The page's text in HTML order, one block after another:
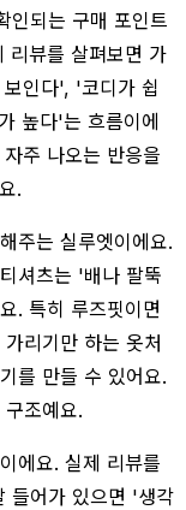
인되는 구매 포인트
리뷰를 살펴보면 가
인다', '코디가 쉽
높다'는 흐름이에
주 나오는 반응을
.
주는 실루엣이에요.
셔츠는 '배나 팔뚝
. 특히 루즈핏이면
리기만 하는 옷처
를 만들 수 있어요.
조예요.
에요. 실제 리뷰를
들어가 있으면 '생각